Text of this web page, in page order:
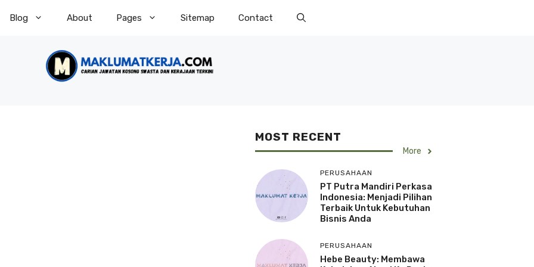
Blog About Pages Sitemap Contact
MOST RECENT
More
PERUSAHAAN
PT Putra Mandiri Perkasa
Indonesia: Menjadi Pilihan
Terbaik Untuk Kebutuhan
Bisnis Anda
PERUSAHAAN
Hebe Beauty: Membawa